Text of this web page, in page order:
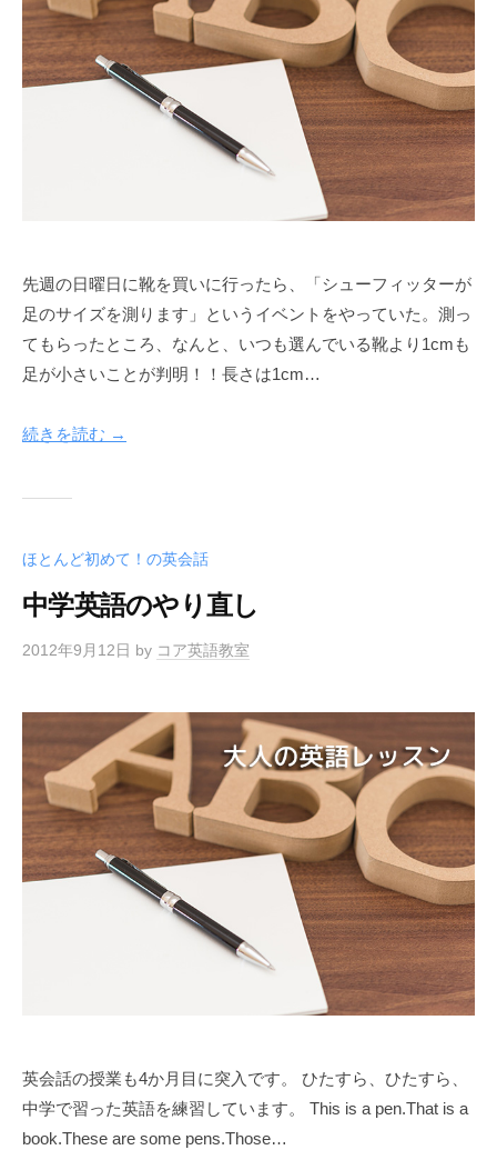
先週の日曜日に靴を買いに行ったら、「シューフィッターが
足のサイズを測ります」というイベントをやっていた。測っ
てもらったところ、なんと、いつも選んでいる靴より1cmも
足が小さいことが判明！！長さは1cm…
続きを読む →
ほとんど初めて！の英会話
中学英語のやり直し
2012年9月12日 by コア英語教室
英会話の授業も4か月目に突入です。 ひたすら、ひたすら、
中学で習った英語を練習しています。 This is a pen.That is a
book.These are some pens.Those…